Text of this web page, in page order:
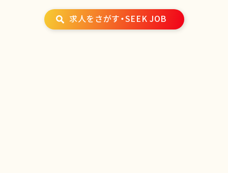
求人をさがす・SEEK JOB